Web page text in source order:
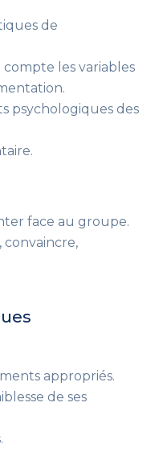
de
les variables
psychologiques des
face au groupe.
convaincre,
appropriés.
de ses